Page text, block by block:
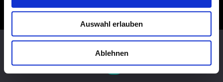
Auswahl erlauben
Ablehnen
Diese Website benutzt Cookies. Wenn du die Website weiter
nutzt, gehen wir von deinem Einverständnis aus.
OK